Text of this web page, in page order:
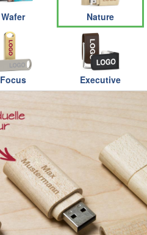
Wafer Nature
Focus Executive